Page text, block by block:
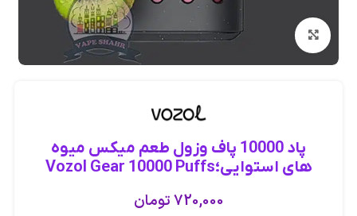
بزرگنمایی تصویر
پاد 10000 پاف وزول طعم میکس میوه
های استوایی؛Vozol Gear 10000 Puffs
720,000تومان